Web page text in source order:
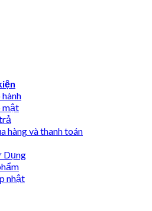
mật
hàng và thanh toán
Dụng
nhật